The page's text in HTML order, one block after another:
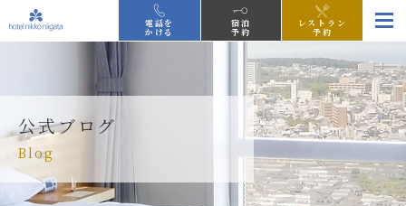
電話を
かける
宿泊
予約
レストラン
予約
公式ブログ
Blog